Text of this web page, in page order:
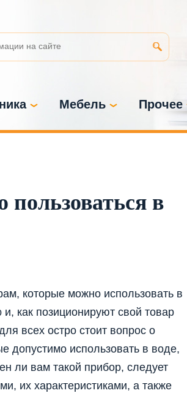
Мебель Прочее
в
которые можно использовать в
как позиционируют свой товар
всех остро стоит вопрос о
допустимо использовать в воде,
ли вам такой прибор, следует
их характеристиками, а также